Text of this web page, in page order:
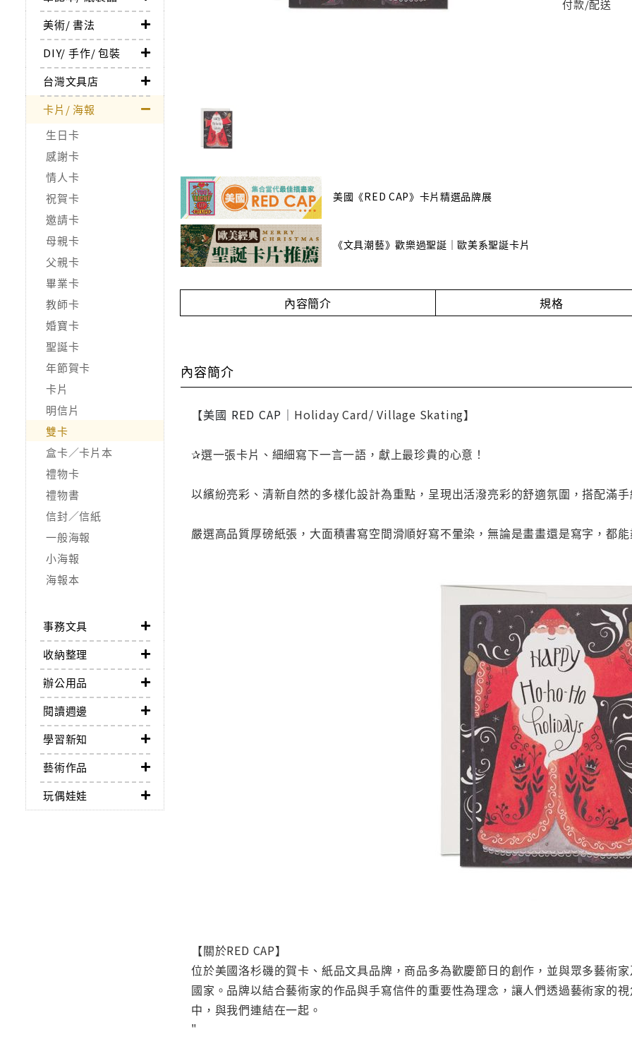
美術/ 書法
DIY/ 手作/ 包裝
台灣文具店
卡片/ 海報
生日卡
感謝卡
情人卡
祝賀卡
邀請卡
母親卡
父親卡
畢業卡
教師卡
婚寶卡
聖誕卡
年節賀卡
卡片
明信片
雙卡
盒卡／卡片本
禮物卡
禮物書
信封／信紙
一般海報
小海報
海報本
事務文具
收納整理
辦公用品
閱讀週邊
學習新知
藝術作品
玩偶娃娃
美國《RED CAP》卡片精選品牌展
《文具潮藝》歡樂過聖誕｜歐美系聖誕卡片
付款/配送
內容簡介 規格
內容簡介
【美國 RED CAP｜ Holiday Card/ Village Skating】
✰選一張卡片、細細寫下一言一語，獻上最珍貴的心意！
以繽紛亮彩、清新自然的多樣化設計為重點，呈現出活潑亮彩的舒適氛圍，搭配滿
嚴選高品質厚磅紙張，大面積書寫空間滑順好寫不暈染，無論是畫畫還是寫字，都
【關於RED CAP】
位於美國洛杉磯的賀卡、紙品文具品牌，商品多為歡慶節日的創作，並與眾多藝術
國家。品牌以結合藝術家的作品與手寫信件的重要性為理念，讓人們透過藝術家的
中，與我們連結在一起。
"